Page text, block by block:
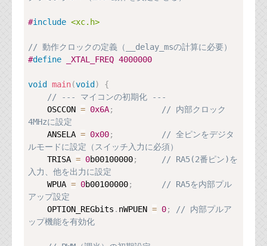
ご希望の方は、お問い合わせページから
ログインをお願い致します。アカウント
名は"opendocument"です。
機能安全用語集
設計用語集
オンラインショップ
お問い合わせ
FAQ
お問い合わせフォーム
#include <xc.h>
// 動作クロックの定義（__delay_msの計算に必要）
#define _XTAL_FREQ 4000000
void main(void )
{
// --- マイコンの初期化 ---
    OSCCON
= 0x6A;
// 内部クロック
4MHzに設定
    ANSELA
= 0x00;
// 全ピンをデジタ
ルモードに設定（スイッチ入力に必須）
    TRISA
= 0b00100000;
// RA5(2番ピン)を
入力、他を出力に設定
    WPUA
= 0b00100000;
// RA5を内部プル
アップ設定
    OPTION_REGbits
. nWPUEN = 0;
// 内部プルア
ップ機能を有効化